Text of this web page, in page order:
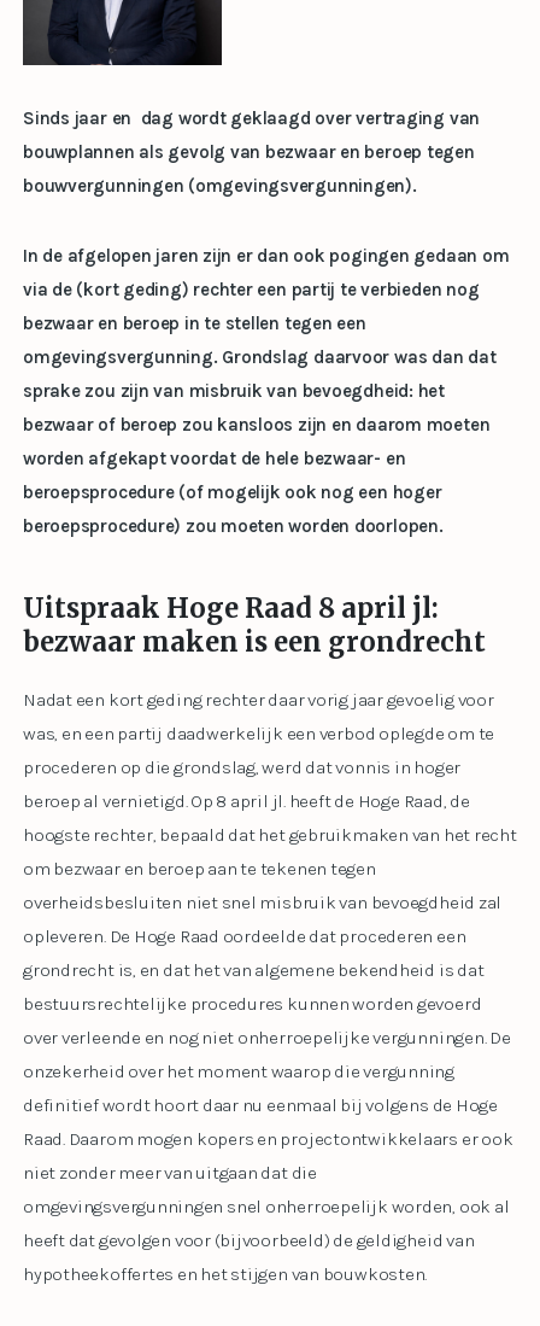
Sinds jaar en dag wordt geklaagd over vertraging van
bouwplannen als gevolg van bezwaar en beroep tegen
bouwvergunningen (omgevingsvergunningen).
In de afgelopen jaren zijn er dan ook pogingen gedaan om
via de (kort geding) rechter een partij te verbieden nog
bezwaar en beroep in te stellen tegen een
omgevingsvergunning. Grondslag daarvoor was dan dat
sprake zou zijn van misbruik van bevoegdheid: het
bezwaar of beroep zou kansloos zijn en daarom moeten
worden afgekapt voordat de hele bezwaar- en
beroepsprocedure (of mogelijk ook nog een hoger
beroepsprocedure) zou moeten worden doorlopen.
Uitspraak Hoge Raad 8 april jl:
bezwaar maken is een grondrecht
Nadat een kort geding rechter daar vorig jaar gevoelig voor
was, en een partij daadwerkelijk een verbod oplegde om te
procederen op die grondslag, werd dat vonnis in hoger
beroep al vernietigd. Op 8 april jl. heeft de Hoge Raad, de
hoogste rechter, bepaald dat het gebruikmaken van het recht
om bezwaar en beroep aan te tekenen tegen
overheidsbesluiten niet snel misbruik van bevoegdheid zal
opleveren. De Hoge Raad oordeelde dat procederen een
grondrecht is, en dat het van algemene bekendheid is dat
bestuursrechtelijke procedures kunnen worden gevoerd
over verleende en nog niet onherroepelijke vergunningen. De
onzekerheid over het moment waarop die vergunning
definitief wordt hoort daar nu eenmaal bij volgens de Hoge
Raad. Daarom mogen kopers en projectontwikkelaars er ook
niet zonder meer van uitgaan dat die
omgevingsvergunningen snel onherroepelijk worden, ook al
heeft dat gevolgen voor (bijvoorbeeld) de geldigheid van
hypotheekoffertes en het stijgen van bouwkosten.